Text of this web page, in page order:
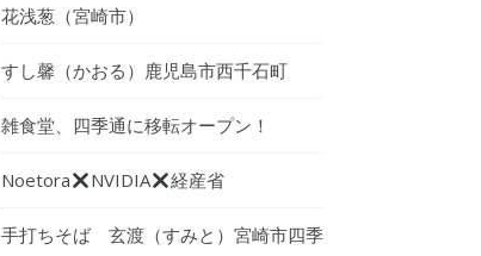
花浅葱（宮崎市）
すし馨（かおる）鹿児島市西千石町
雑食堂、四季通に移転オープン！
Noetora NVIDIA 経産省
手打ちそば 玄渡（すみと）宮崎市四季